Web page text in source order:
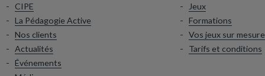
CIPE
La Pédagogie Active
Nos clients
Actualités
Événements
Jeux
Formations
Vos jeux sur mesure
Tarifs et conditions